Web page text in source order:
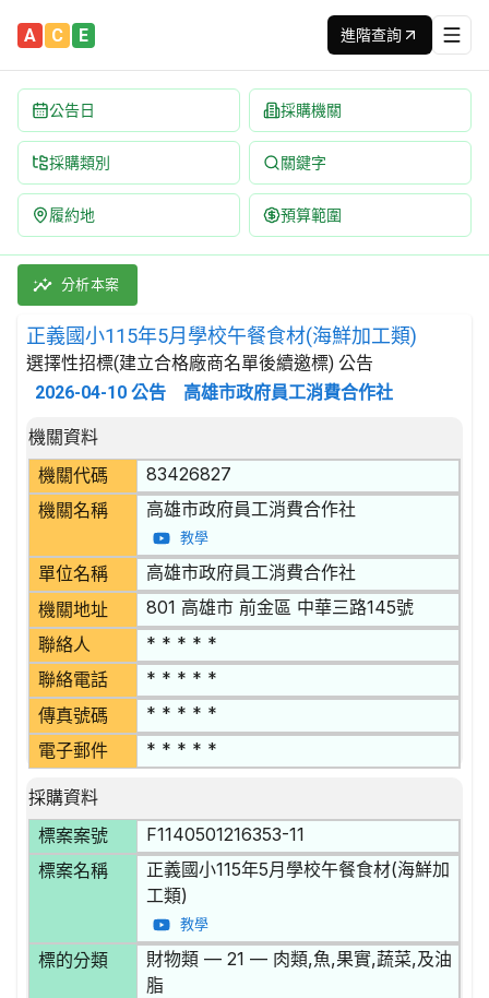
A C E 進階查詢
公告日 採購機關
採購類別 關鍵字
履約地 預算範圍
正義國小115年5月學校午餐食材(海鮮加工類) 招標公告 | 案
採購類別：財物類 肉類,魚,果實,蔬菜,及油脂 | 招標方式：
分析本案
正義國小115年5月學校午餐食材(海鮮加工類)
選擇性招標(建立合格廠商名單後續邀標) 公告
2026-04-10 公告 高雄市政府員工消費合作社
招標公告詳細內容
機關資料
機關代碼
83426827
機關名稱 高雄市政府員工消費合作社
教學
單位名稱 高雄市政府員工消費合作社
機關地址 801 高雄市 前金區 中華三路145號
聯絡人 * * * * *
聯絡電話 * * * * *
傳真號碼 * * * * *
電子郵件 * * * * *
採購資料
標案案號
F1140501216353-11
標案名稱
正義國小115年5月學校午餐食材(海鮮加
工類)
教學
標的分類
財物類 — 21 — 肉類,魚,果實,蔬菜,及油
脂